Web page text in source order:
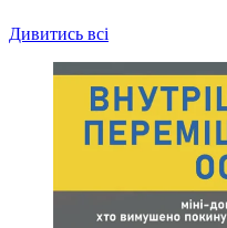
Дивитись всі